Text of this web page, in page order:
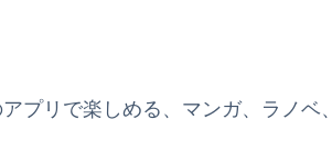
プリで楽しめる、マンガ、ラノベ